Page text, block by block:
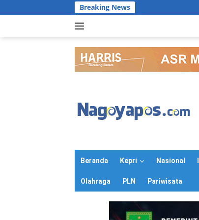
ke
Breaking News
Beranda Kepri Nasional
Olahraga PLN Pariwisata